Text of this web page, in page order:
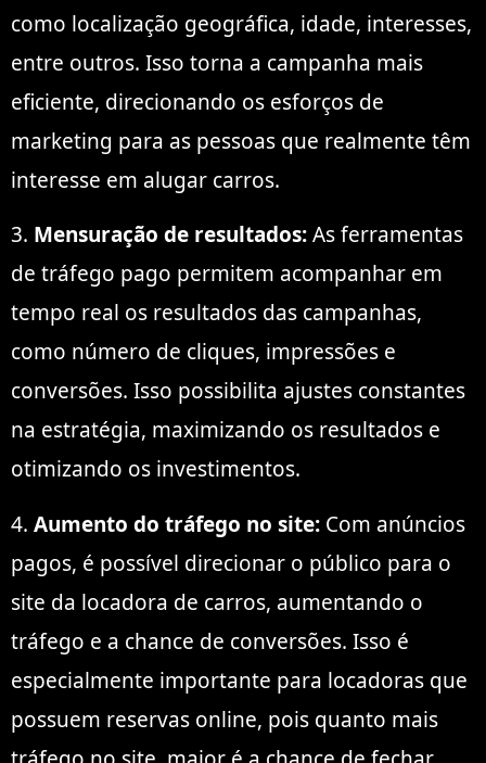
como localização geográfica, idade, interesses,
entre outros. Isso torna a campanha mais
eficiente, direcionando os esforços de
marketing para as pessoas que realmente têm
interesse em alugar carros.
3. Mensuração de resultados:As ferramentas
de tráfego pago permitem acompanhar em
tempo real os resultados das campanhas,
como número de cliques, impressões e
conversões. Isso possibilita ajustes constantes
na estratégia, maximizando os resultados e
otimizando os investimentos.
4. Aumento do tráfego no site: Com anúncios
pagos, é possível direcionar o público para o
site da locadora de carros, aumentando o
tráfego e a chance de conversões. Isso é
especialmente importante para locadoras que
possuem reservas online, pois quanto mais